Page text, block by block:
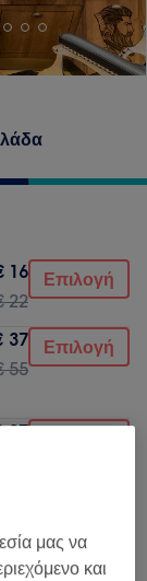
16
22
Επιλογή
37
55
Επιλογή
27
μας να
και